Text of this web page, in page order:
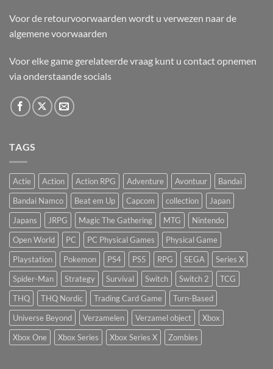
Voor de retourvoorwaarden wordt u verwezen naar de
algemene voorwaarden
Voor elke game gerelateerde vraag kunt u contact opnemen
via onderstaande socials
TAGS
Actie Action Action RPG Adventure Avontuur
Bandai
Bandai Namco
Beat em Up Capcom collection
Japan
Japans
JRPG Magic The Gathering MTG
Nintendo
Open World
PC PC Physical Games
Physical Game
Playstation
Pokemon PS4 PS5 RPG SEGA
Series X
Spider-Man
Strategy Survival Switch Switch 2
TCG
THQ
THQ Nordic Trading Card Game
Turn-Based
Universe Beyond
Verzamelen Verzamel object
Xbox
Xbox One
Xbox Series Xbox Series X Zombies